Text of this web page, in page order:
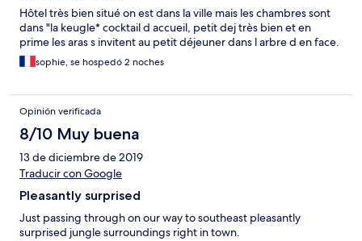
Hôtel très bien situé on est dans la ville mais les chambres sont
dans "la keugle* cocktail d accueil, petit dej très bien et en
prime les aras s invitent au petit déjeuner dans l arbre d en face.
sophie, se hospedó 2 noches
Opinión verificada
8/10 Muy buena
13 de diciembre de 2019
Traducir con Google
Pleasantly surprised
Just passing through on our way to southeast pleasantly
surprised jungle surroundings right in town.